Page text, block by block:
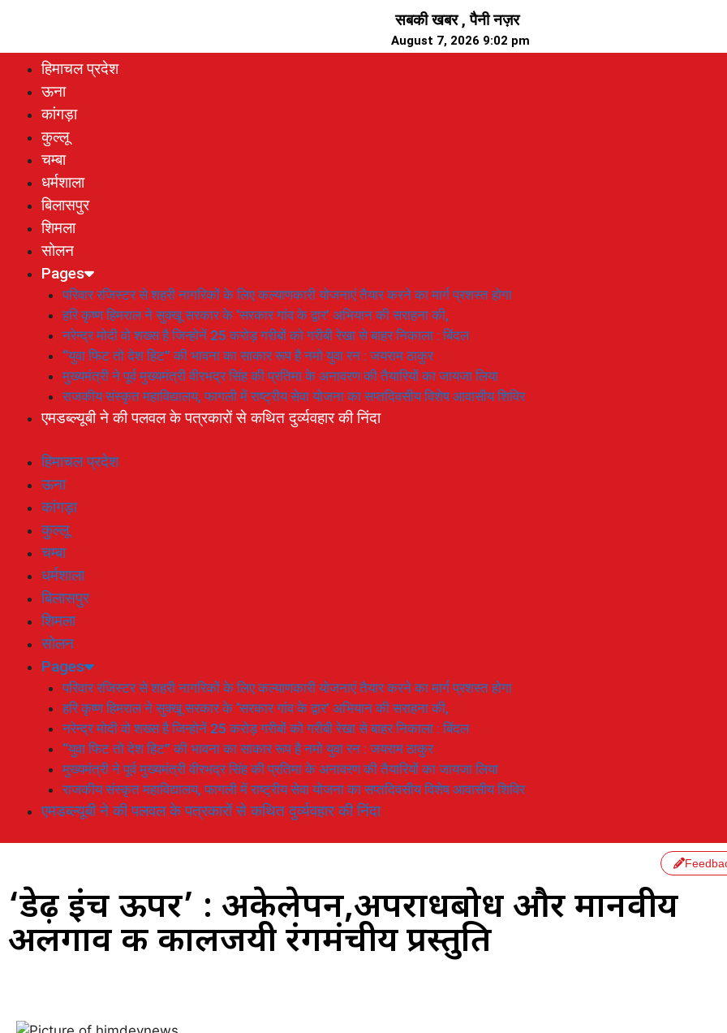
सबकी खबर , पैनी नज़र
August 7, 2026 9:02 pm
हिमाचल प्रदेश
ऊना
कांगड़ा
कुल्लू
चम्बा
धर्मशाला
बिलासपुर
शिमला
सोलन
Pages
परिवार रजिस्टर से शहरी नागरिकों के लिए कल्याणकारी योजनाएं तैयार करने का मार्ग प्रशस्त होगा
हरि कृष्ण हिमराल ने सुक्खू सरकार के ‘सरकार गांव के द्वार’ अभियान की सराहना की,
नरेन्द्र मोदी वो शख्स है जिन्होनें 25 करोड़ गरीबों को गरीबी रेखा से बाहर निकाला : बिंदल
“युवा फिट तो देश हिट” की भावना का साकार रूप है नमो युवा रन : जयराम ठाकुर
मुख्यमंत्री ने पूर्व मुख्यमंत्री वीरभद्र सिंह की प्रतिमा के अनावरण की तैयारियों का जायजा लिया
राजकीय संस्कृत महाविद्यालय, फागली में राष्ट्रीय सेवा योजना का सप्तदिवसीय विशेष आवासीय शिविर
एमडब्ल्यूबी ने की पलवल के पत्रकारों से कथित दुर्व्यवहार की निंदा
हिमाचल प्रदेश
ऊना
कांगड़ा
कुल्लू
चम्बा
धर्मशाला
बिलासपुर
शिमला
सोलन
Pages
परिवार रजिस्टर से शहरी नागरिकों के लिए कल्याणकारी योजनाएं तैयार करने का मार्ग प्रशस्त होगा
हरि कृष्ण हिमराल ने सुक्खू सरकार के ‘सरकार गांव के द्वार’ अभियान की सराहना की,
नरेन्द्र मोदी वो शख्स है जिन्होनें 25 करोड़ गरीबों को गरीबी रेखा से बाहर निकाला : बिंदल
“युवा फिट तो देश हिट” की भावना का साकार रूप है नमो युवा रन : जयराम ठाकुर
मुख्यमंत्री ने पूर्व मुख्यमंत्री वीरभद्र सिंह की प्रतिमा के अनावरण की तैयारियों का जायजा लिया
राजकीय संस्कृत महाविद्यालय, फागली में राष्ट्रीय सेवा योजना का सप्तदिवसीय विशेष आवासीय शिविर
एमडब्ल्यूबी ने की पलवल के पत्रकारों से कथित दुर्व्यवहार की निंदा
‘डेढ़ इंच ऊपर’ : अकेलेपन,अपराधबोध और मानवीय
अलगाव की कालजयी रंगमंचीय प्रस्तुति